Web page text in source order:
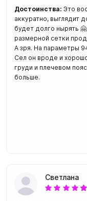
Достоинства: Это
аккуратно, выглядит
будет долго нырять
размерной сетки
А зря. На параметры
Сел он вроде и
груди и плечевом
больше.
Светлана